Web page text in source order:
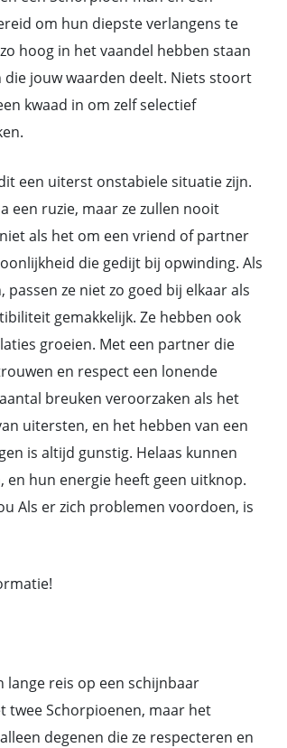
om hun diepste verlangens te
hoog in het vaandel hebben staan
jouw waarden deelt. Niets stoort
kwaad in om zelf selectief
een uiterst onstabiele situatie zijn.
een ruzie, maar ze zullen nooit
als het om een vriend of partner
die gedijt bij opwinding. Als
ze niet zo goed bij elkaar als
gemakkelijk. Ze hebben ook
groeien. Met een partner die
en respect een lonende
breuken veroorzaken als het
uitersten, en het hebben van een
is altijd gunstig. Helaas kunnen
hun energie heeft geen uitknop.
Als er zich problemen voordoen, is
lange reis op een schijnbaar
twee Schorpioenen, maar het
degenen die ze respecteren en